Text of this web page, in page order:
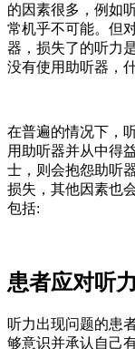
的因素很多，例如
常机乎不可能。但
器，损失了的听力
没有使用助听器，
在普遍的情况下，
用助听器并从中得
士，则会抱怨助听
损失，其他因素也
包括:
患者应对听
听力出现问题的患
够意识并承认自己